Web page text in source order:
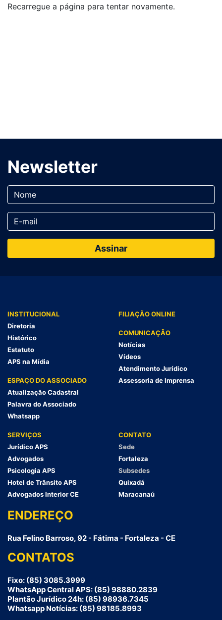
Recarregue a página para tentar novamente.
Newsletter
INSTITUCIONAL
Diretoria
Histórico
Estatuto
APS na Mídia
ESPAÇO DO ASSOCIADO
Atualização Cadastral
Palavra do Associado
Whatsapp
FILIAÇÃO ONLINE
COMUNICAÇÃO
Notícias
Vídeos
Atendimento Jurídico
Assessoria de Imprensa
SERVIÇOS
Jurídico APS
Advogados
Psicologia APS
Hotel de Trânsito APS
Advogados Interior CE
CONTATO
Sede
Fortaleza
Subsedes
Quixadá
Maracanaú
ENDEREÇO
Rua Felino Barroso, 92 - Fátima - Fortaleza - CE
CONTATOS
Fixo: (85) 3085.3999
WhatsApp Central APS: (85) 98880.2839
Plantão Jurídico 24h: (85) 98936.7345
Whatsapp Notícias: (85) 98185.8993